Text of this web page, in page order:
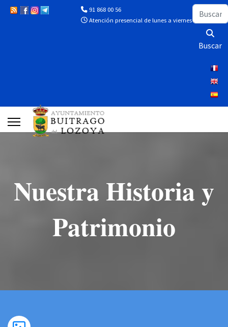
91 868 00 56
Atención presencial de lunes a viernes de 10:00 a
Buscar
Buscar
Nuestra Historia y
Patrimonio